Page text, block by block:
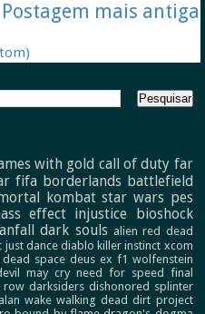
Postagem mais antiga
with gold call of duty far
fifa borderlands battlefield
kombat star wars pes
effect injustice bioshock
dark souls alien red dead
just dance diablo killer instinct xcom
dead space deus ex f1 wolfenstein
may cry need for speed final
row darksiders dishonored splinter
alan wake walking dead dirt project